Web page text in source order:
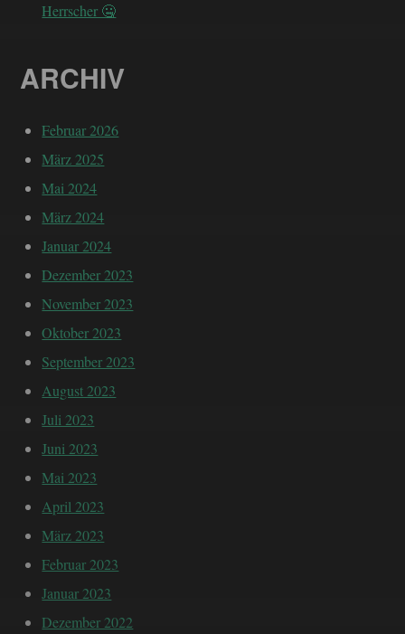
Herrscher 🤐
ARCHIV
Februar 2026
März 2025
Mai 2024
März 2024
Januar 2024
Dezember 2023
November 2023
Oktober 2023
September 2023
August 2023
Juli 2023
Juni 2023
Mai 2023
April 2023
März 2023
Februar 2023
Januar 2023
Dezember 2022